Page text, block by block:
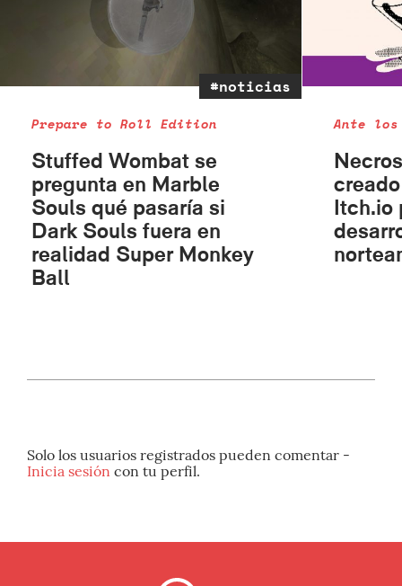
#noticias
Prepare to Roll Edition
Stuffed Wombat se
pregunta en Marble
Souls qué pasaría si
Dark Souls fuera en
realidad Super Monkey
Ball
Ante
Itch.io
Solo los usuarios registrados pueden comentar -
Inicia sesión con tu perfil.